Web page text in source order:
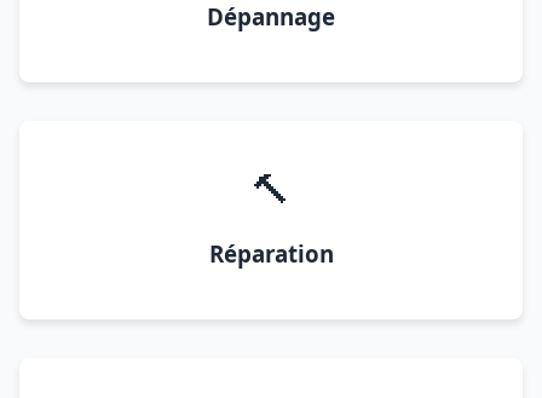
Dépannage
🔨
Réparation